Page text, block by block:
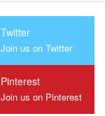
Twitter
Join us on Twitter
Pinterest
Join us on Pinterest